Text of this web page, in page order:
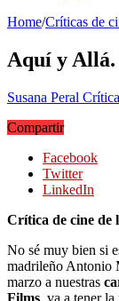
Home/Críticas de
Aquí y
Susana Peral
Compartir
Facebook
Twitter
LinkedIn
Crítica de cine de
No sé muy bien si
madrileño Antonio
marzo a nuestras
Films, va a tener la